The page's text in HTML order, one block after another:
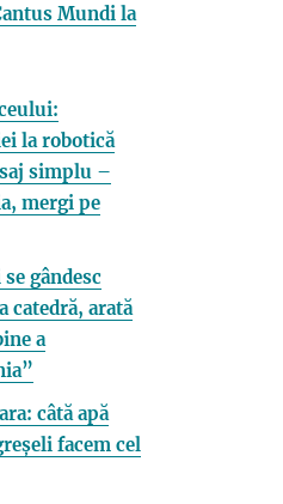
Mundi la
la robotică
simplu –
mergi pe
gândesc
catedră, arată
a
câtă apă
facem cel